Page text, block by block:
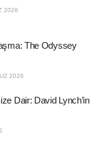
2026
The Odyssey
2026
Dair: David Lynch’in